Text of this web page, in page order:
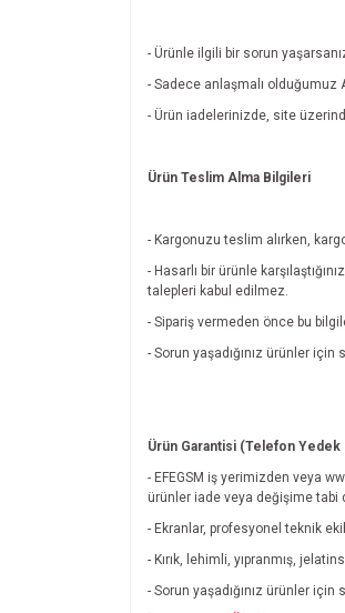
- Ürünle ilgili bir sorun
- Sadece anlaşmalı olduğumuz
- Ürün iadelerinizde, site
Ürün Teslim Alma Bilgileri
- Kargonuzu teslim alırken,
- Hasarlı bir ürünle
talepleri kabul edilmez.
- Sipariş vermeden önce bu
- Sorun yaşadığınız ürünler
Ürün Garantisi (Telefon Yedek
- EFEGSM iş yerimizden veya
ürünler iade veya değişime tabi
- Ekranlar, profesyonel teknik
- Kırık, lehimli, yıpranmış,
- Sorun yaşadığınız ürünler